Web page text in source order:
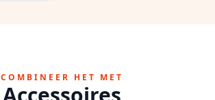
COMBINEER HET MET